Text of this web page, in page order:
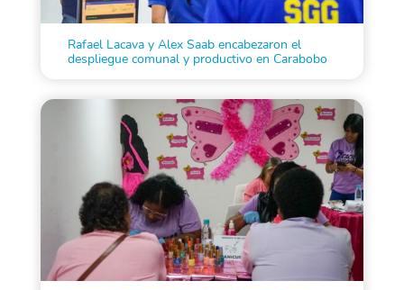
Rafael Lacava y Alex Saab encabezaron el
despliegue comunal y productivo en Carabobo